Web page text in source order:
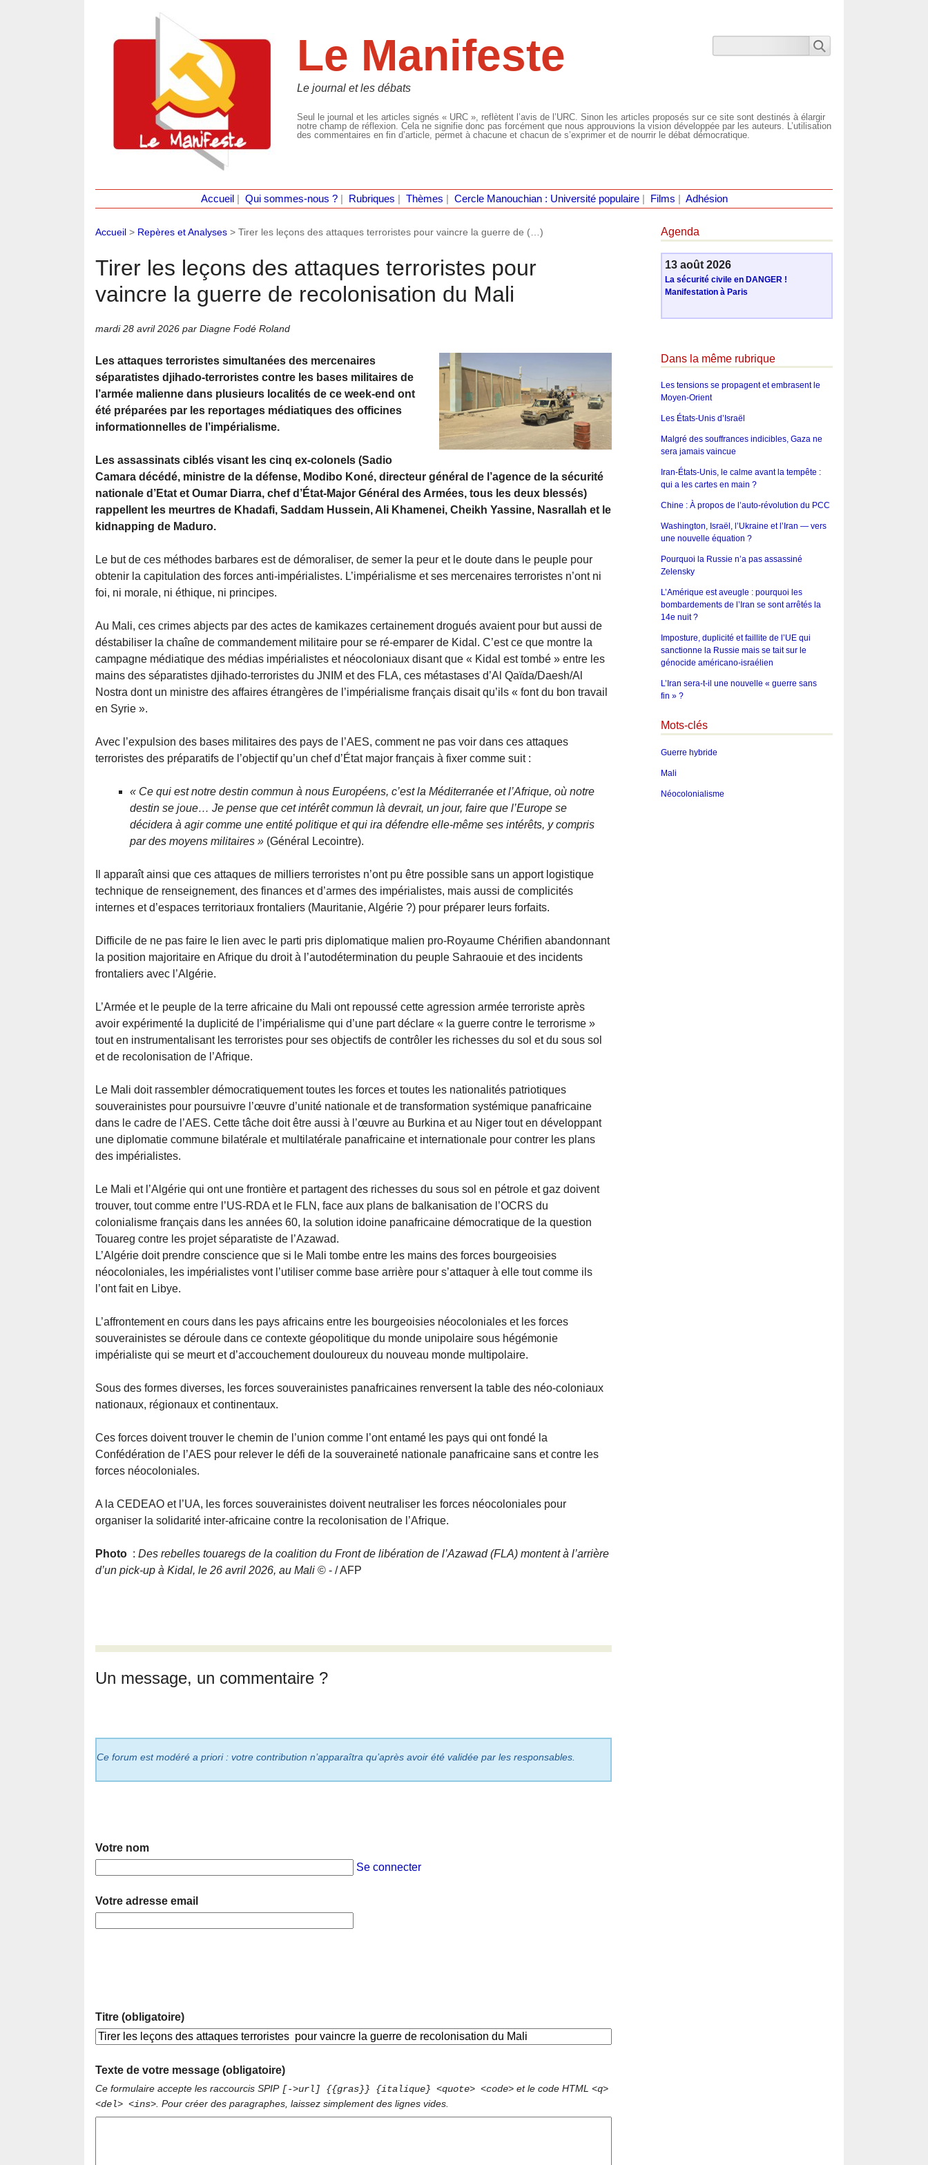
Le Manifeste
Le journal et les débats
Seul le journal et les articles signés « URC », reflètent l’avis de l’URC. Sinon les articles proposés sur ce site sont destinés à élargir
notre champ de réflexion. Cela ne signifie donc pas forcément que nous approuvions la vision développée par les auteurs. L’utilisation
des commentaires en fin d’article, permet à chacune et chacun de s’exprimer et de nourrir le débat démocratique.
Accueil Qui sommes-nous ?| Rubriques Thèmes Cercle Manouchian : Université populaire| Films Adhésion
Accueil > Repères et Analyses > Tirer les leçons des attaques terroristes pour vaincre la guerre de (…)
Tirer les leçons des attaques terroristes pour
vaincre la guerre de recolonisation du Mali
mardi 28 avril 2026 par Diagne Fodé Roland
Les attaques terroristes simultanées des mercenaires
séparatistes djihado-terroristes contre les bases militaires de
l’armée malienne dans plusieurs localités de ce week-end ont
été préparées par les reportages médiatiques des officines
informationnelles de l’impérialisme.
Les assassinats ciblés visant les cinq ex-colonels (Sadio
Camara décédé, ministre de la défense, Modibo Koné, directeur général de l’agence de la sécurité
nationale d’Etat et Oumar Diarra, chef d’État-Major Général des Armées, tous les deux blessés)
rappellent les meurtres de Khadafi, Saddam Hussein, Ali Khamenei, Cheikh Yassine, Nasrallah et le
kidnapping de Maduro.
Le but de ces méthodes barbares est de démoraliser, de semer la peur et le doute dans le peuple pour
obtenir la capitulation des forces anti-impérialistes. L’impérialisme et ses mercenaires terroristes n’ont ni
foi, ni morale, ni éthique, ni principes.
Au Mali, ces crimes abjects par des actes de kamikazes certainement drogués avaient pour but aussi de
déstabiliser la chaîne de commandement militaire pour se ré-emparer de Kidal. C’est ce que montre la
campagne médiatique des médias impérialistes et néocoloniaux disant que « Kidal est tombé » entre les
mains des séparatistes djihado-terroristes du JNIM et des FLA, ces métastases d’Al Qaïda/Daesh/Al
Nostra dont un ministre des affaires étrangères de l’impérialisme français disait qu’ils « font du bon travail
en Syrie ».
Avec l’expulsion des bases militaires des pays de l’AES, comment ne pas voir dans ces attaques
terroristes des préparatifs de l’objectif qu’un chef d’État major français à fixer comme suit :
« Ce qui est notre destin commun à nous Européens, c’est la Méditerranée et l’Afrique, où notre
destin se joue… Je pense que cet intérêt commun là devrait, un jour, faire que l’Europe se
décidera à agir comme une entité politique et qui ira défendre elle-même ses intérêts, y compris
par des moyens militaires » (Général Lecointre).
Il apparaît ainsi que ces attaques de milliers terroristes n’ont pu être possible sans un apport logistique
technique de renseignement, des finances et d’armes des impérialistes, mais aussi de complicités
internes et d’espaces territoriaux frontaliers (Mauritanie, Algérie ?) pour préparer leurs forfaits.
Difficile de ne pas faire le lien avec le parti pris diplomatique malien pro-Royaume Chérifien abandonnant
la position majoritaire en Afrique du droit à l’autodétermination du peuple Sahraouie et des incidents
frontaliers avec l’Algérie.
L’Armée et le peuple de la terre africaine du Mali ont repoussé cette agression armée terroriste après
avoir expérimenté la duplicité de l’impérialisme qui d’une part déclare « la guerre contre le terrorisme »
tout en instrumentalisant les terroristes pour ses objectifs de contrôler les richesses du sol et du sous sol
et de recolonisation de l’Afrique.
Le Mali doit rassembler démocratiquement toutes les forces et toutes les nationalités patriotiques
souverainistes pour poursuivre l’œuvre d’unité nationale et de transformation systémique panafricaine
dans le cadre de l’AES. Cette tâche doit être aussi à l’œuvre au Burkina et au Niger tout en développant
une diplomatie commune bilatérale et multilatérale panafricaine et internationale pour contrer les plans
des impérialistes.
Le Mali et l’Algérie qui ont une frontière et partagent des richesses du sous sol en pétrole et gaz doivent
trouver, tout comme entre l’US-RDA et le FLN, face aux plans de balkanisation de l’OCRS du
colonialisme français dans les années 60, la solution idoine panafricaine démocratique de la question
Touareg contre les projet séparatiste de l’Azawad.
L’Algérie doit prendre conscience que si le Mali tombe entre les mains des forces bourgeoisies
néocoloniales, les impérialistes vont l’utiliser comme base arrière pour s’attaquer à elle tout comme ils
l’ont fait en Libye.
L’affrontement en cours dans les pays africains entre les bourgeoisies néocoloniales et les forces
souverainistes se déroule dans ce contexte géopolitique du monde unipolaire sous hégémonie
impérialiste qui se meurt et d’accouchement douloureux du nouveau monde multipolaire.
Sous des formes diverses, les forces souverainistes panafricaines renversent la table des néo-coloniaux
nationaux, régionaux et continentaux.
Ces forces doivent trouver le chemin de l’union comme l’ont entamé les pays qui ont fondé la
Confédération de l’AES pour relever le défi de la souveraineté nationale panafricaine sans et contre les
forces néocoloniales.
A la CEDEAO et l’UA, les forces souverainistes doivent neutraliser les forces néocoloniales pour
organiser la solidarité inter-africaine contre la recolonisation de l’Afrique.
Photo : Des rebelles touaregs de la coalition du Front de libération de l’Azawad (FLA) montent à l’arrière
d’un pick-up à Kidal, le 26 avril 2026, au Mali © - / AFP
Un message, un commentaire ?
Ce forum est modéré a priori : votre contribution n’apparaîtra qu’après avoir été validée par les responsables.
Votre nom
Se connecter
Votre adresse email
Titre (obligatoire)
Texte de votre message (obligatoire)
Ce formulaire accepte les raccourcis SPIP [->url] {{gras}} {italique} <quote> <code> et le code HTML <q>
<del> <ins> . Pour créer des paragraphes, laissez simplement des lignes vides.
Agenda
13 août 2026
La sécurité civile en DANGER !
Manifestation à Paris
Dans la même rubrique
Les tensions se propagent et embrasent le
Moyen-Orient
Les États-Unis d’Israël
Malgré des souffrances indicibles, Gaza ne
sera jamais vaincue
Iran-États-Unis, le calme avant la tempête :
qui a les cartes en main ?
Chine : À propos de l’auto-révolution du PCC
Washington, Israël, l’Ukraine et l’Iran — vers
une nouvelle équation ?
Pourquoi la Russie n’a pas assassiné
Zelensky
L’Amérique est aveugle : pourquoi les
bombardements de l’Iran se sont arrêtés la
14e nuit ?
Imposture, duplicité et faillite de l’UE qui
sanctionne la Russie mais se tait sur le
génocide américano-israélien
L’Iran sera-t-il une nouvelle « guerre sans
fin » ?
Mots-clés
Guerre hybride
Mali
Néocolonialisme